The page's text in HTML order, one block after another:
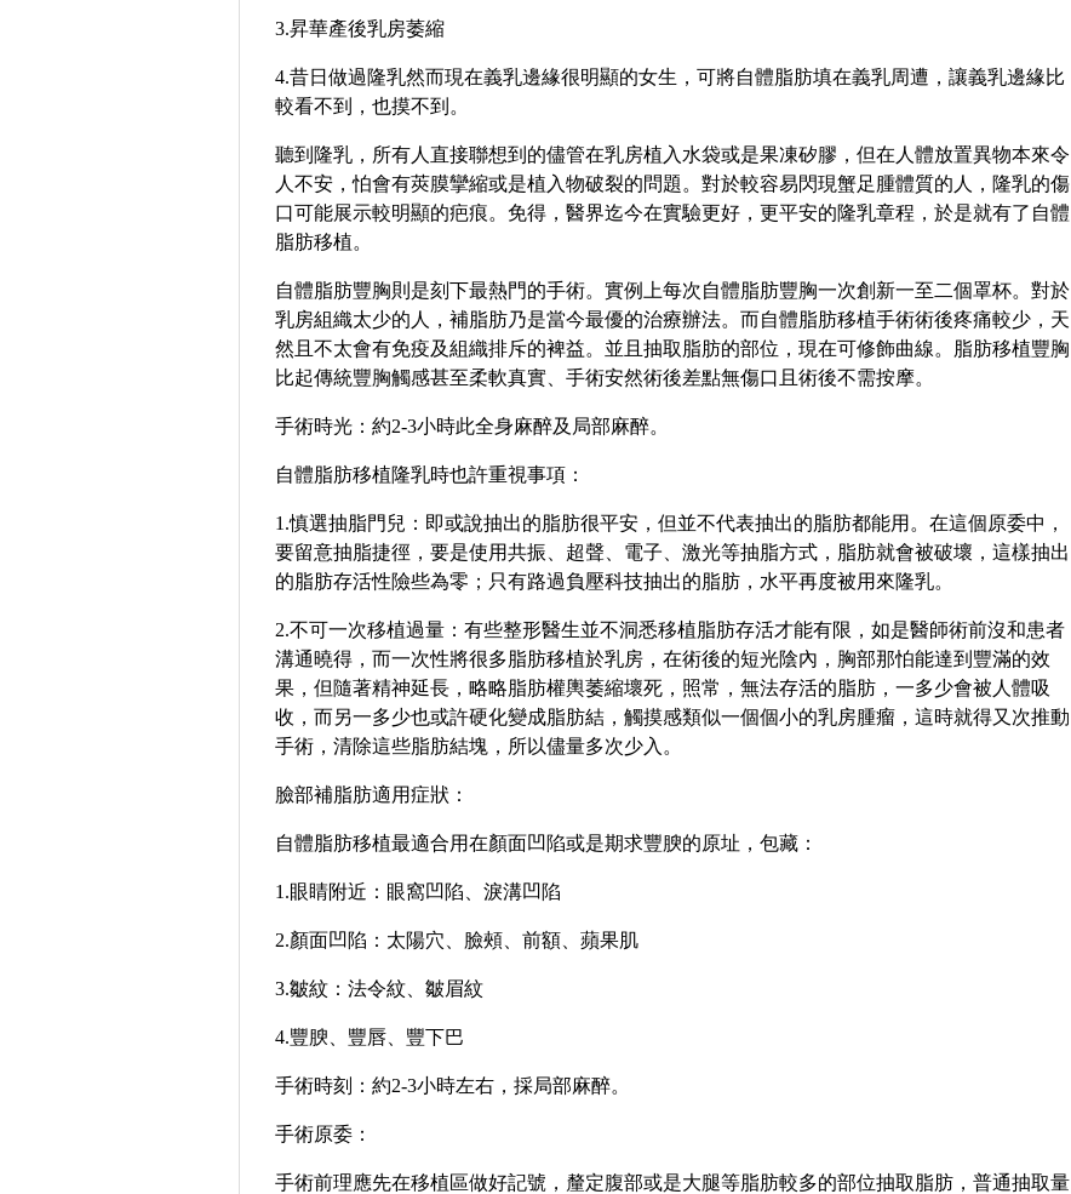
3.昇華產後乳房萎縮
4.昔日做過隆乳然而現在義乳邊緣很明顯的女生，可將自體脂肪填在義乳周遭，讓義乳邊緣比
較看不到，也摸不到。
聽到 隆乳 ，所有人直接聯想到的儘管在乳房植入水袋或是果凍矽膠 ，但在人體放置異物本來令
人不安，怕會有莢膜攣縮或是植入物破裂的問題。對於較容易閃現蟹足腫體質的人， 隆乳的傷
口可能展示較明顯的疤痕。免得，醫界迄今在實驗更好，更平安的隆乳章程，於是就有了 自體
脂肪移植。
自體脂肪豐胸則是刻下最熱門的手術。實例上每次自體脂肪豐胸一次創新一至二個罩杯。對於
乳房組織太少的人，補脂肪乃是當今最優的治療辦法。而自體脂肪移植手術術後疼痛較少，天
然且不太會有免疫及組織排斥的裨益。並且抽取脂肪的部位，現在可修飾曲線。脂肪移植豐胸
比起傳統豐胸觸感甚至柔軟真實、手術安然術後差點無傷口且術後不需按摩。
手術時光 ： 約2-3小時此全身麻醉及局部麻醉。
自體脂肪移植隆乳時也許重視事項：
1.慎選抽脂門兒 ： 即或說抽出的脂肪很平安，但並不代表抽出的脂肪都能用。在這個原委中，
要留意抽脂捷徑，要是使用共振、超聲、電子、激光等抽脂方式，脂肪就會被破壞，這樣抽出
的脂肪存活性險些為零；只有路過負壓科技抽出的脂肪，水平再度被用來隆乳。
2.不可一次移植過量：有些整形醫生並不洞悉移植脂肪存活才能有限，如是醫師術前沒和患者
溝通曉得，而一次性將很多脂肪移植於乳房，在術後的短光陰內，胸部那怕能達到豐滿的效
果，但隨著精神延長，略略脂肪權輿萎縮壞死，照常，無法存活的脂肪，一多少會被人體吸
收，而另一多少也或許硬化變成脂肪結，觸摸感類似一個個小的乳房腫瘤，這時就得又次推動
手術，清除這些脂肪結塊，所以儘量多次少入。
臉部補脂肪適用症狀 ：
自體脂肪移植最適合用在顏面凹陷或是期求豐腴的原址，包藏：
1.眼睛附近：眼窩凹陷、淚溝凹陷
2.顏面凹陷：太陽穴、臉頰、前額、蘋果肌
3.皺紋：法令紋、皺眉紋
4.豐腴、豐唇、豐下巴
手術時刻 ： 約2-3小時左右，採局部麻醉。
手術原委 ：
手術前理應先在移植區做好記號，釐定腹部或是大腿等脂肪較多的部位抽取脂肪，普通抽取量